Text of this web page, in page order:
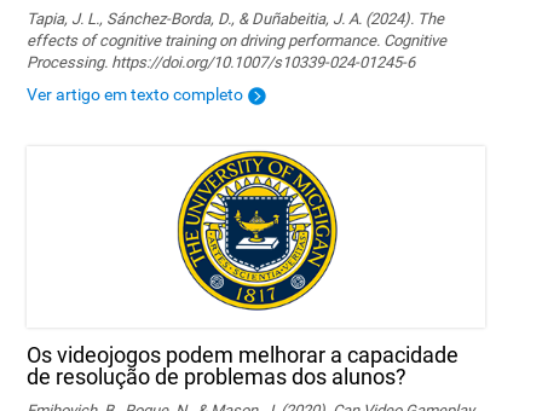
Tapia, J. L., Sánchez-Borda, D., & Duñabeitia, J. A. (2024). The
effects of cognitive training on driving performance. Cognitive
Processing. https://doi.org/10.1007/s10339-024-01245-6
Ver artigo em texto completo
Os videojogos podem melhorar a capacidade
de resolução de problemas dos alunos?